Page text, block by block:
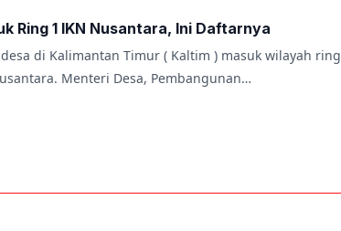
Ring 1 IKN Nusantara, Ini Daftarnya
di Kalimantan Timur ( Kaltim ) masuk wilayah ring
Menteri Desa, Pembangunan…